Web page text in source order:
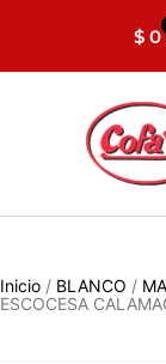
$0
Inicio / BLANCO /
ESCOCESA